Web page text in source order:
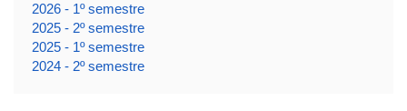
2026 - 1º semestre
2025 - 2º semestre
2025 - 1º semestre
2024 - 2º semestre